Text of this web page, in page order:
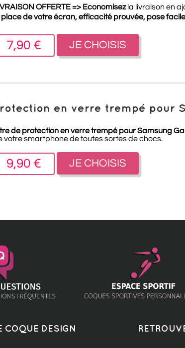
OFFERTE => Economisezla livraison en
place de votre écran, efficacité prouvée, pose
7,90 € JE CHOISIS
en verre trempé pour
de protection en verre trempé pour Samsung
votre smartphone de toutes sortes de chocs.
9,90 € JE CHOISIS
COQUE DESIGN